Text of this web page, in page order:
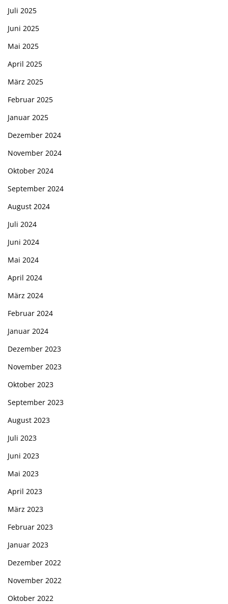
Juli 2025
Juni 2025
Mai 2025
April 2025
März 2025
Februar 2025
Januar 2025
Dezember 2024
November 2024
Oktober 2024
September 2024
August 2024
Juli 2024
Juni 2024
Mai 2024
April 2024
März 2024
Februar 2024
Januar 2024
Dezember 2023
November 2023
Oktober 2023
September 2023
August 2023
Juli 2023
Juni 2023
Mai 2023
April 2023
März 2023
Februar 2023
Januar 2023
Dezember 2022
November 2022
Oktober 2022